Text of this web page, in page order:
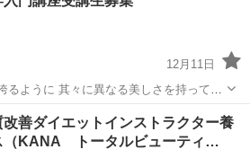
12月11日
ように 其々に異なる美しさを持ってい
の大切な自分を生きる始まりの２日間✨
心理学 アデプトプログラム
改善ダイエットインストラクター養
（KANA トータルビューティ…